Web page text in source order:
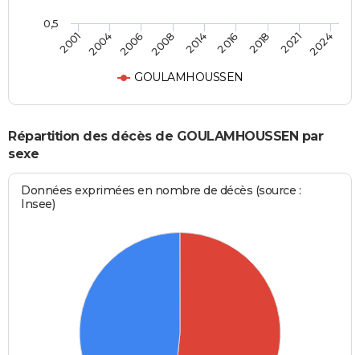
GOULAMHOUSSEN
2001 2004 2006 2008 2014 2016 2018 2021 2024
0,5
Répartition des décès de GOULAMHOUSSEN par
sexe
Données exprimées en nombre de décès (source :
Insee)